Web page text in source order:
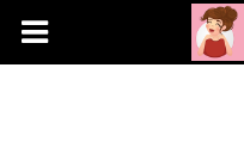
KobiecyLajf.pl